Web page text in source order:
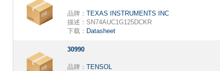
品牌： TEXAS INSTRUMENTS INC
描述： SN74AUC1G125DCKR
下载： Datasheet
30990
品牌： TENSOL